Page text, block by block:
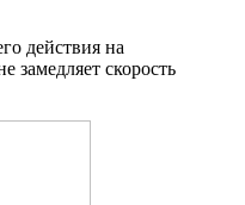
действия на
замедляет скорость